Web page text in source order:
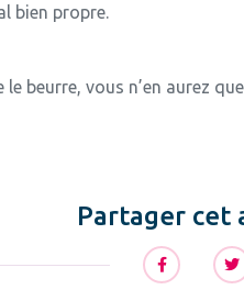
bien propre.
beurre, vous n’en aurez
Partager cet